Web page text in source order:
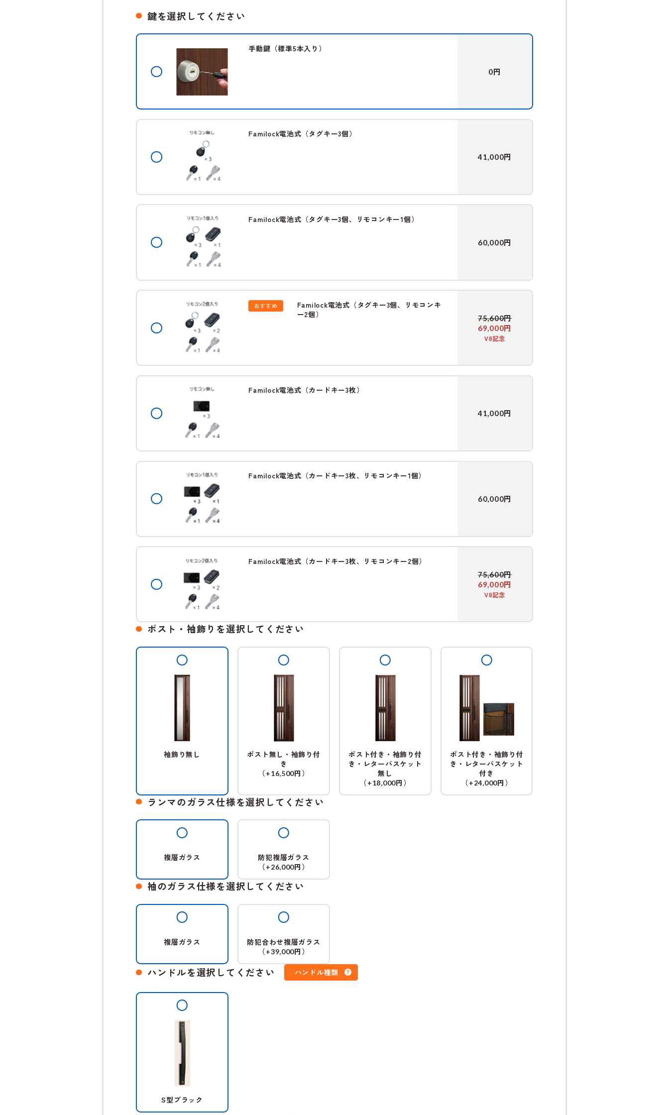
鍵を選択してください
手動鍵（標準5本入り）
0円
Familock電池式（タグキー3個）
41,000円
Familock電池式（タグキー3個、リモコンキー1個）
60,000円
おすすめ
Familock電池式（タグキー3個、リモコンキ
ー2個）
75,600円
69,000円
V8記念
Familock電池式（カードキー3枚）
41,000円
Familock電池式（カードキー3枚、リモコンキー1個）
60,000円
Familock電池式（カードキー3枚、リモコンキー2個）
75,600円
69,000円
V8記念
ポスト・袖飾りを選択してください
袖飾り無し
ポスト無し・袖飾り付
き
（+16,500円）
ポスト付き・袖飾り付
き・レターバスケット
無し
（+18,000円）
ポスト付き・袖飾り付
き・レターバスケット
付き
（+24,000円）
ランマのガラス仕様を選択してください
複層ガラス
防犯複層ガラス
（+26,000円）
袖のガラス仕様を選択してください
複層ガラス
防犯合わせ複層ガラス
（+39,000円）
ハンドルを選択してください ハンドル種類
S型ブラック